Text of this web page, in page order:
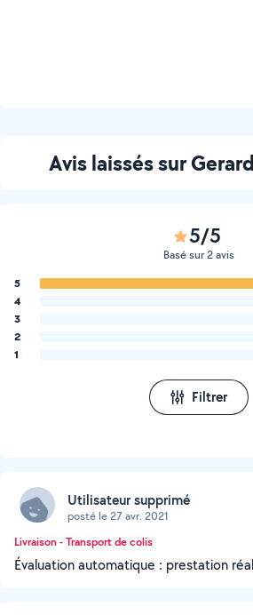
Avis laissés sur
5/5
Basé sur 2 avis
5
4
3
2
1
Filtrer
Utilisateur supprimé
posté le 27 avr. 2021
Livraison - Transport de colis
Évaluation automatique : prestation